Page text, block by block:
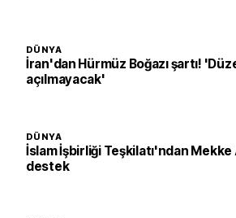
DÜNYA
İran'dan Hürmüz Boğazı şartı!
açılmayacak'
DÜNYA
İslam İşbirliği Teşkilatı'ndan Mekke
destek